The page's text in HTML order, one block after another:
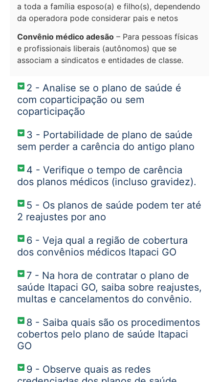
a toda a família esposo(a) e filho(s), dependendo
da operadora pode considerar pais e netos
Convênio médico adesão – Para pessoas físicas
e profissionais liberais (autônomos) que se
associam a sindicatos e entidades de classe.
2 - Analise se o plano de saúde é
com coparticipação ou sem
coparticipação
3 - Portabilidade de plano de saúde
sem perder a carência do antigo plano
4 - Verifique o tempo de carência
dos planos médicos (incluso gravidez).
5 - Os planos de saúde podem ter até
2 reajustes por ano
6 - Veja qual a região de cobertura
dos convênios médicos Itapaci GO
7 - Na hora de contratar o plano de
saúde Itapaci GO, saiba sobre reajustes,
multas e cancelamentos do convênio.
8 - Saiba quais são os procedimentos
cobertos pelo plano de saúde Itapaci
GO
9 - Observe quais as redes